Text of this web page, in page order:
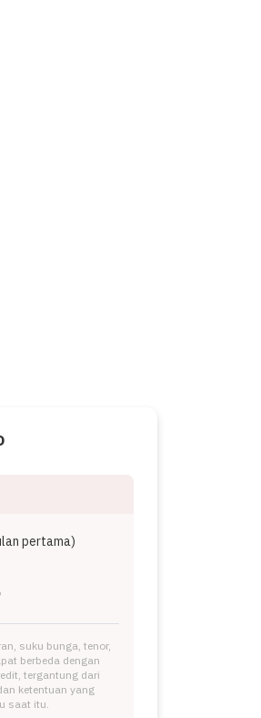
pertama)
suku bunga, tenor,
berbeda dengan
tergantung dari
ketentuan yang
saat itu.